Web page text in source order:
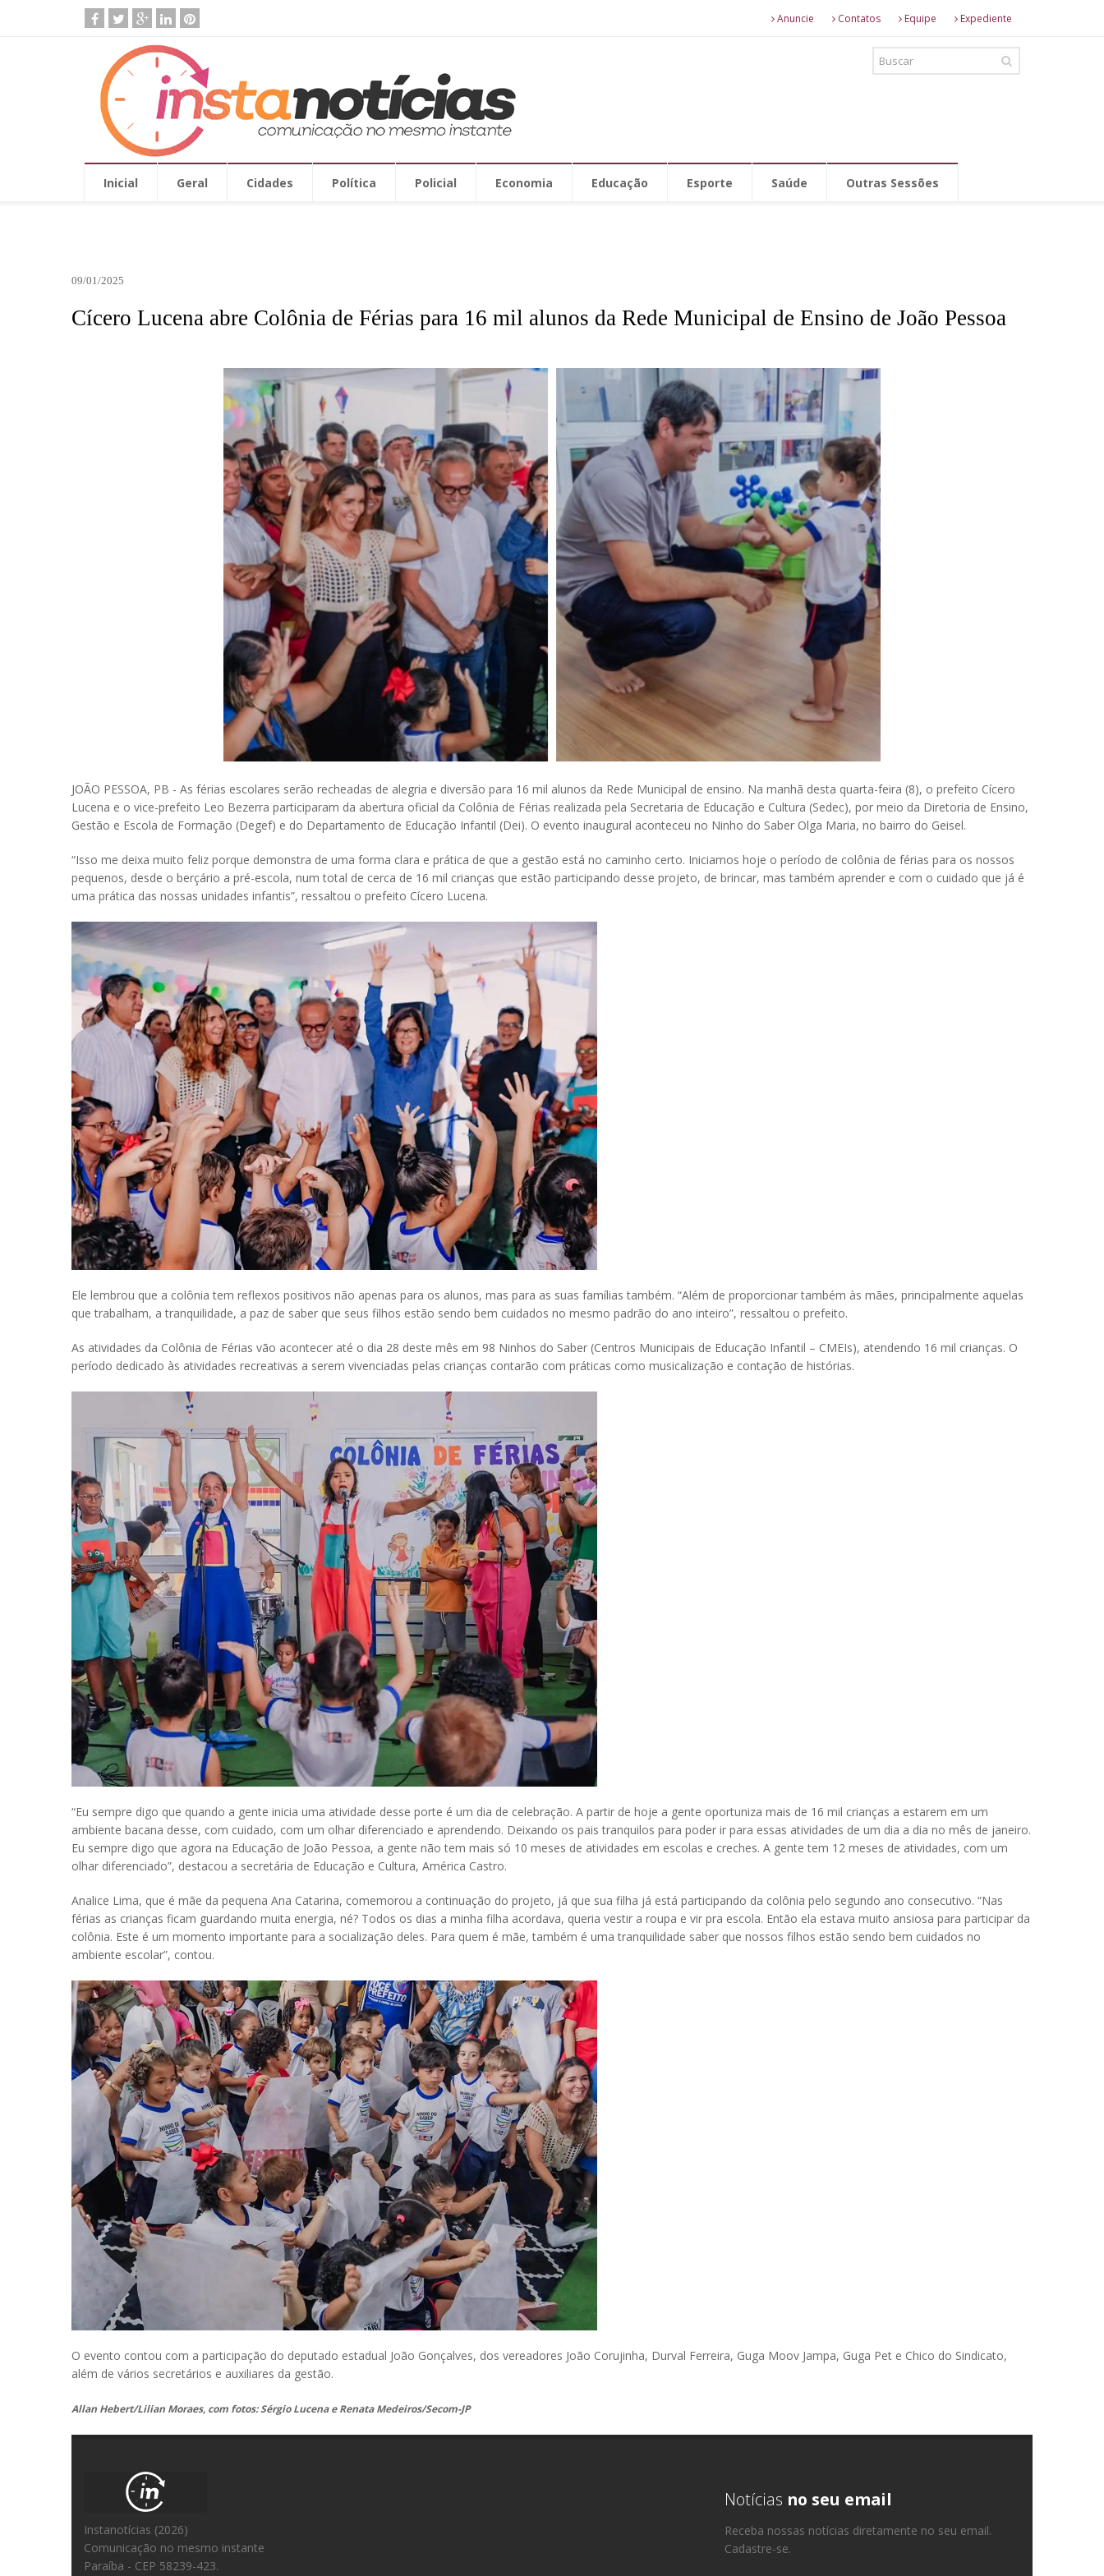
Anuncie Contatos Equipe Expediente
Inicial Geral Cidades Política Policial Economia Educação Esporte Saúde Outras Sessões
09/01/2025
Cícero Lucena abre Colônia de Férias para 16 mil alunos da Rede Municipal de Ensino de João Pessoa
JOÃO PESSOA, PB - As férias escolares serão recheadas de alegria e diversão para 16 mil alunos da Rede Municipal de ensino. Na manhã desta quarta-feira (8), o prefeito Cícero
Lucena e o vice-prefeito Leo Bezerra participaram da abertura oficial da Colônia de Férias realizada pela Secretaria de Educação e Cultura (Sedec), por meio da Diretoria de Ensino,
Gestão e Escola de Formação (Degef) e do Departamento de Educação Infantil (Dei). O evento inaugural aconteceu no Ninho do Saber Olga Maria, no bairro do Geisel.
“Isso me deixa muito feliz porque demonstra de uma forma clara e prática de que a gestão está no caminho certo. Iniciamos hoje o período de colônia de férias para os nossos
pequenos, desde o berçário a pré-escola, num total de cerca de 16 mil crianças que estão participando desse projeto, de brincar, mas também aprender e com o cuidado que já é
uma prática das nossas unidades infantis”, ressaltou o prefeito Cícero Lucena.
Ele lembrou que a colônia tem reflexos positivos não apenas para os alunos, mas para as suas famílias também. “Além de proporcionar também às mães, principalmente aquelas
que trabalham, a tranquilidade, a paz de saber que seus filhos estão sendo bem cuidados no mesmo padrão do ano inteiro”, ressaltou o prefeito.
As atividades da Colônia de Férias vão acontecer até o dia 28 deste mês em 98 Ninhos do Saber (Centros Municipais de Educação Infantil – CMEIs), atendendo 16 mil crianças. O
período dedicado às atividades recreativas a serem vivenciadas pelas crianças contarão com práticas como musicalização e contação de histórias.
“Eu sempre digo que quando a gente inicia uma atividade desse porte é um dia de celebração. A partir de hoje a gente oportuniza mais de 16 mil crianças a estarem em um
ambiente bacana desse, com cuidado, com um olhar diferenciado e aprendendo. Deixando os pais tranquilos para poder ir para essas atividades de um dia a dia no mês de janeiro.
Eu sempre digo que agora na Educação de João Pessoa, a gente não tem mais só 10 meses de atividades em escolas e creches. A gente tem 12 meses de atividades, com um
olhar diferenciado”, destacou a secretária de Educação e Cultura, América Castro.
Analice Lima, que é mãe da pequena Ana Catarina, comemorou a continuação do projeto, já que sua filha já está participando da colônia pelo segundo ano consecutivo. “Nas
férias as crianças ficam guardando muita energia, né? Todos os dias a minha filha acordava, queria vestir a roupa e vir pra escola. Então ela estava muito ansiosa para participar da
colônia. Este é um momento importante para a socialização deles. Para quem é mãe, também é uma tranquilidade saber que nossos filhos estão sendo bem cuidados no
ambiente escolar”, contou.
O evento contou com a participação do deputado estadual João Gonçalves, dos vereadores João Corujinha, Durval Ferreira, Guga Moov Jampa, Guga Pet e Chico do Sindicato,
além de vários secretários e auxiliares da gestão.
Allan Hebert/Lilian Moraes, com fotos: Sérgio Lucena e Renata Medeiros/Secom-JP
Instanotícias (2026)
Comunicação no mesmo instante
Paraíba - CEP 58239-423.
Notícias no seu email
Receba nossas notícias diretamente no seu email.
Cadastre-se.